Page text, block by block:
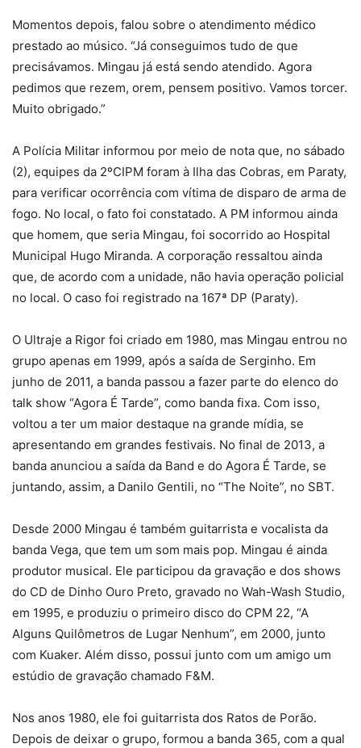
Momentos depois, falou sobre o atendimento médico
prestado ao músico. “Já conseguimos tudo de que
precisávamos. Mingau já está sendo atendido. Agora
pedimos que rezem, orem, pensem positivo. Vamos torcer.
Muito obrigado.”
A Polícia Militar informou por meio de nota que, no sábado
(2), equipes da 2ºCIPM foram à Ilha das Cobras, em Paraty,
para verificar ocorrência com vítima de disparo de arma de
fogo. No local, o fato foi constatado. A PM informou ainda
que homem, que seria Mingau, foi socorrido ao Hospital
Municipal Hugo Miranda. A corporação ressaltou ainda
que, de acordo com a unidade, não havia operação policial
no local. O caso foi registrado na 167ª DP (Paraty).
O Ultraje a Rigor foi criado em 1980, mas Mingau entrou no
grupo apenas em 1999, após a saída de Serginho. Em
junho de 2011, a banda passou a fazer parte do elenco do
talk show “Agora É Tarde”, como banda fixa. Com isso,
voltou a ter um maior destaque na grande mídia, se
apresentando em grandes festivais. No final de 2013, a
banda anunciou a saída da Band e do Agora É Tarde, se
juntando, assim, a Danilo Gentili, no “The Noite”, no SBT.
Desde 2000 Mingau é também guitarrista e vocalista da
banda Vega, que tem um som mais pop. Mingau é ainda
produtor musical. Ele participou da gravação e dos shows
do CD de Dinho Ouro Preto, gravado no Wah-Wash Studio,
em 1995, e produziu o primeiro disco do CPM 22, “A
Alguns Quilômetros de Lugar Nenhum”, em 2000, junto
com Kuaker. Além disso, possui junto com um amigo um
estúdio de gravação chamado F&M.
Nos anos 1980, ele foi guitarrista dos Ratos de Porão.
Depois de deixar o grupo, formou a banda 365, com a qual